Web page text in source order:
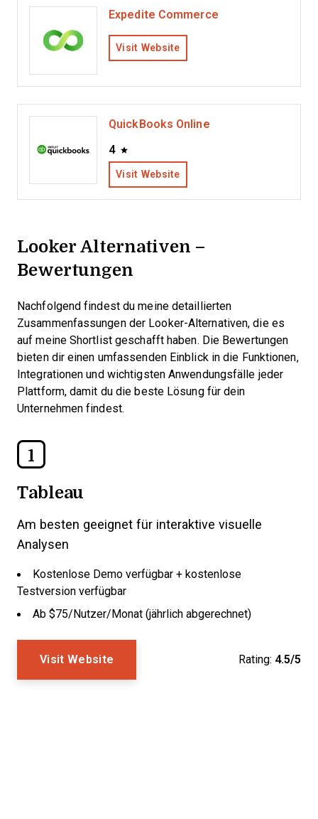
Expedite Commerce
Visit Website
QuickBooks Online
4
Visit Website
Looker Alternativen –
Bewertungen
Nachfolgend findest du meine detaillierten
Zusammenfassungen der Looker-Alternativen, die es
auf meine Shortlist geschafft haben. Die Bewertungen
bieten dir einen umfassenden Einblick in die Funktionen,
Integrationen und wichtigsten Anwendungsfälle jeder
Plattform, damit du die beste Lösung für dein
Unternehmen findest.
1
Tableau
Am besten geeignet für interaktive visuelle
Analysen
Kostenlose Demo verfügbar + kostenlose
Testversion verfügbar
Ab $75/Nutzer/Monat (jährlich abgerechnet)
Visit Website Rating: 4.5/5